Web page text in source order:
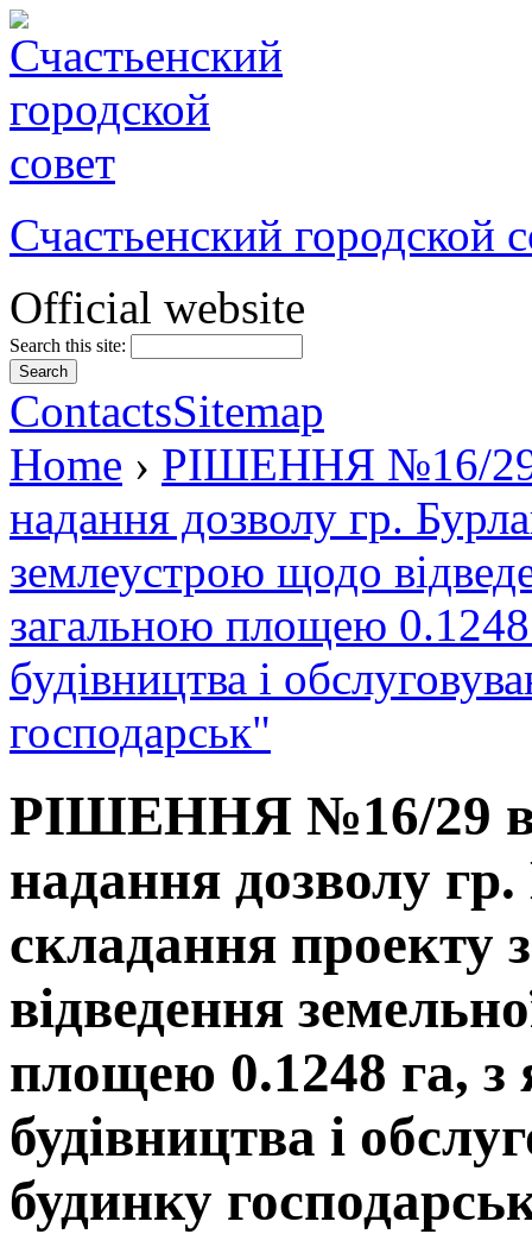
Счастьенский городской
Official website
Search this site:
ContactsSitemap
Home › РІШЕННЯ №16/29
надання дозволу гр.
землеустрою щодо
загальною площею 0.1248
будівництва і
господарськ"
РІШЕННЯ №16/29
надання дозволу
складання проекту
відведення
площею 0.1248 га, з
будівництва і
будинку